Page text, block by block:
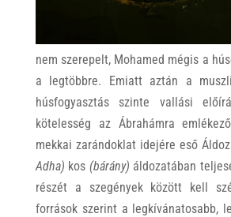
nem szerepelt, Mohamed mégis a
a legtöbbre. Emiatt aztán a
húsfogyasztás szinte vallási
kötelesség az Ábrahámra
mekkai zarándoklat idejére eső
Adha) kos (bárány) áldozatában
részét a szegények között kell
források szerint a legkívánatosabb,